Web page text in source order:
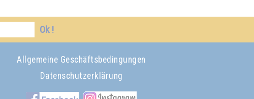
Ok !
Allgemeine Geschäftsbedingungen
Datenschutzerklärung